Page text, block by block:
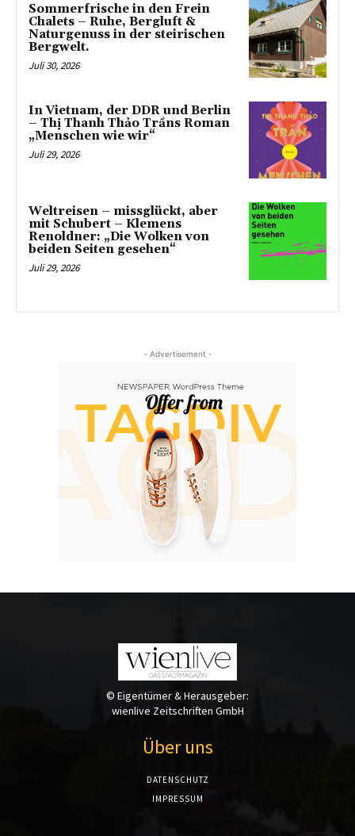
Sommerfrische in den Frein
Chalets – Ruhe, Bergluft &
Naturgenuss in der steirischen
Bergwelt.
Juli 30, 2026
In Vietnam, der DDR und Berlin
– Thị Thanh Thảo Trầns Roman
„Menschen wie wir“
Juli 29, 2026
Weltreisen – missglückt, aber
mit Schubert – Klemens
Renoldner: „Die Wolken von
beiden Seiten gesehen“
Juli 29, 2026
- Advertisement -
© Eigentümer & Herausgeber:
wienlive Zeitschriften GmbH
Über uns
DATENSCHUTZ
IMPRESSUM